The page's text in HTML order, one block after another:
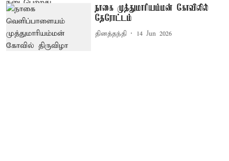
நாகை முத்துமாரியம்மன் கோவிலில்
தேரோட்டம்
தினத்தந்தி 14 Jun 2026